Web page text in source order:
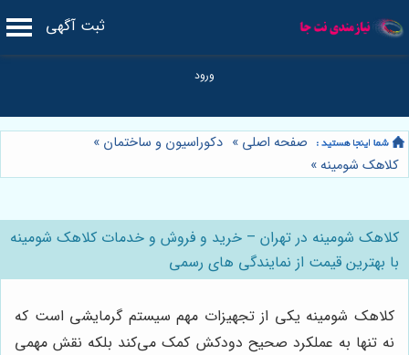
ثبت آگهی
صفحه اصلی » دکوراسیون و ساختمان »
کلاهک شومینه»
کلاهک شومینه در تهران – خرید و فروش و خدمات کلاهک شومینه
با بهترین قیمت از نمایندگی های رسمی
کلاهک شومینه یکی از تجهیزات مهم سیستم گرمایشی است که
نه تنها به عملکرد صحیح دودکش کمک می‌کند بلکه نقش مهمی